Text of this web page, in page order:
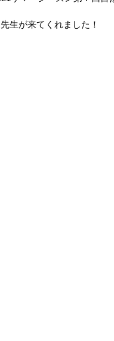
生が来てくれました！